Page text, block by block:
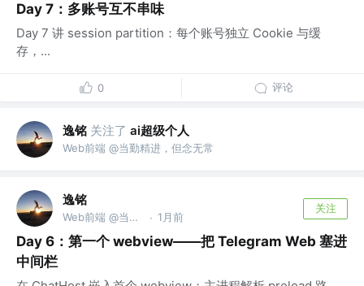
Day 7：多账号互不串味
Day 7 讲 session partition：每个账号独立 Cookie 与缓
存，...
0 评论
逸铭 关注了 ai超级个人
Web前端 @当勤精进，但念无常
逸铭
Web前端 @当勤精进，但念无常 · 1月前
关注
Day 6：第一个 webview——把 Telegram Web 塞进
中间栏